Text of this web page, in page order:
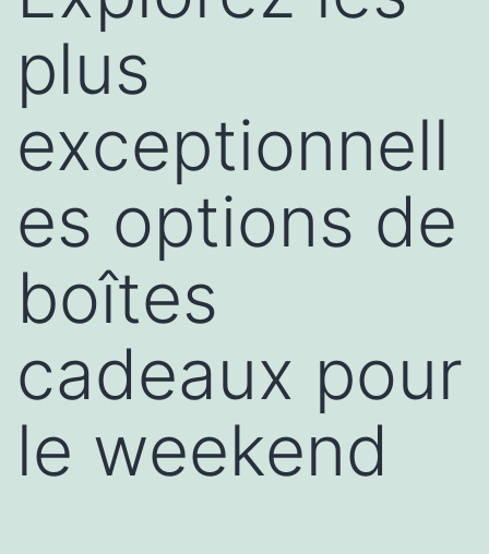
plus
exceptionnell
es options de
boîtes
cadeaux pour
le weekend